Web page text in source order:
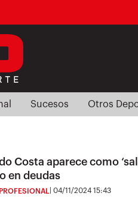
Sucesos Otros
Costa aparece como
en deudas
04/11/2024 15:43